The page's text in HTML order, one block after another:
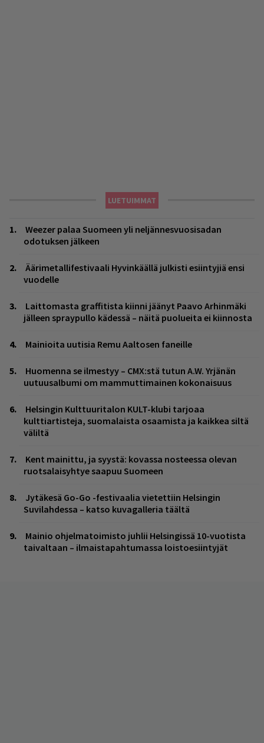
LUETUIMMAT
Weezer palaa Suomeen yli neljännesvuosisadan
odotuksen jälkeen
Äärimetallifestivaali Hyvinkäällä julkisti esiintyjiä ensi
vuodelle
Laittomasta graffitista kiinni jäänyt Paavo Arhinmäki
jälleen spraypullo kädessä – näitä puolueita ei kiinnosta
Mainioita uutisia Remu Aaltosen faneille
Huomenna se ilmestyy – CMX:stä tutun A.W. Yrjänän
uutuusalbumi om mammuttimainen kokonaisuus
Helsingin Kulttuuritalon KULT-klubi tarjoaa
kulttiartisteja, suomalaista osaamista ja kaikkea siltä
väliltä
Kent mainittu, ja syystä: kovassa nosteessa olevan
ruotsalaisyhtye saapuu Suomeen
Jytäkesä Go-Go -festivaalia vietettiin Helsingin
Suvilahdessa – katso kuvagalleria täältä
Mainio ohjelmatoimisto juhlii Helsingissä 10-vuotista
taivaltaan – ilmaistapahtumassa loistoesiintyjät